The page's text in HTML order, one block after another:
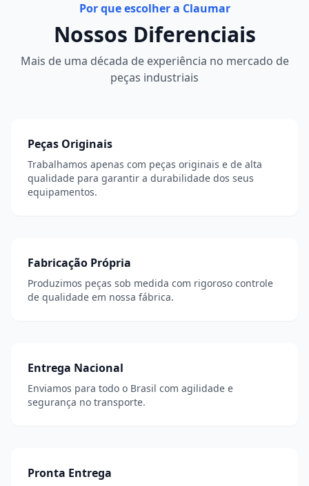
Por que escolher a Claumar
Nossos Diferenciais
Mais de uma década de experiência no mercado de
peças industriais
Peças Originais
Trabalhamos apenas com peças originais e de alta
qualidade para garantir a durabilidade dos seus
equipamentos.
Fabricação Própria
Produzimos peças sob medida com rigoroso controle
de qualidade em nossa fábrica.
Entrega Nacional
Enviamos para todo o Brasil com agilidade e
segurança no transporte.
Pronta Entrega